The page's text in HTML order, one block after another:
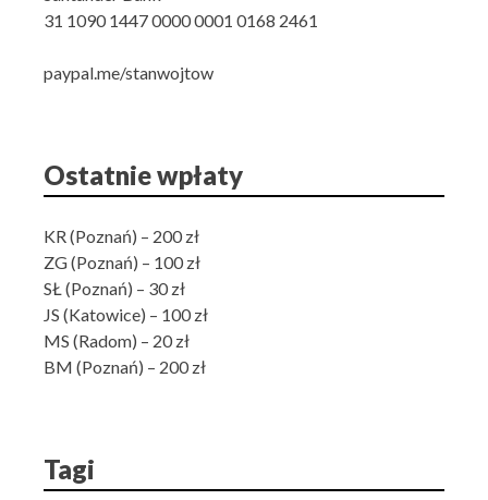
31 1090 1447 0000 0001 0168 2461
paypal.me/stanwojtow
Ostatnie wpłaty
KR (Poznań) – 200 zł
ZG (Poznań) – 100 zł
SŁ (Poznań) – 30 zł
JS (Katowice) – 100 zł
MS (Radom) – 20 zł
BM (Poznań) – 200 zł
Tagi